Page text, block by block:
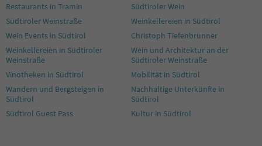
Restaurants in Tramin
Südtiroler Wein
Südtiroler Weinstraße
Weinkellereien in Südtirol
Wein Events in Südtirol
Christoph Tiefenbrunner
Weinkellereien in Südtiroler
Weinstraße
Wein und Architektur an der
Südtiroler Weinstraße
Vinotheken in Südtirol
Mobilität in Südtirol
Wandern und Bergsteigen in
Südtirol
Nachhaltige Unterkünfte in
Südtirol
Südtirol Guest Pass
Kultur in Südtirol